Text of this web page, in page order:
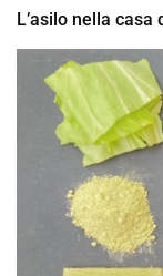
L’asilo nella casa